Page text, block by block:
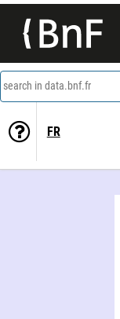
search in data.bnf.fr
FR